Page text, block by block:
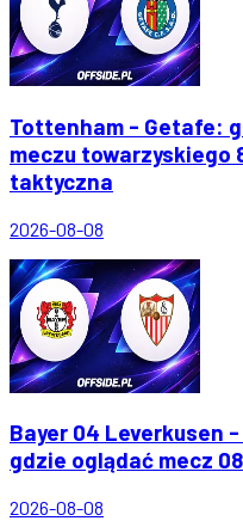
Tottenham - Getafe:
meczu towarzyskiego
taktyczna
2026-08-08
Bayer 04 Leverkusen
gdzie oglądać mecz
2026-08-08